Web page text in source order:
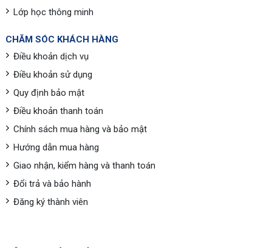
Lớp học thông minh
CHĂM SÓC KHÁCH HÀNG
Điều khoản dịch vụ
Điều khoản sử dụng
Quy định bảo mật
Điều khoản thanh toán
Chính sách mua hàng và bảo mật
Hướng dẫn mua hàng
Giao nhận, kiểm hàng và thanh toán
Đổi trả và bảo hành
Đăng ký thành viên